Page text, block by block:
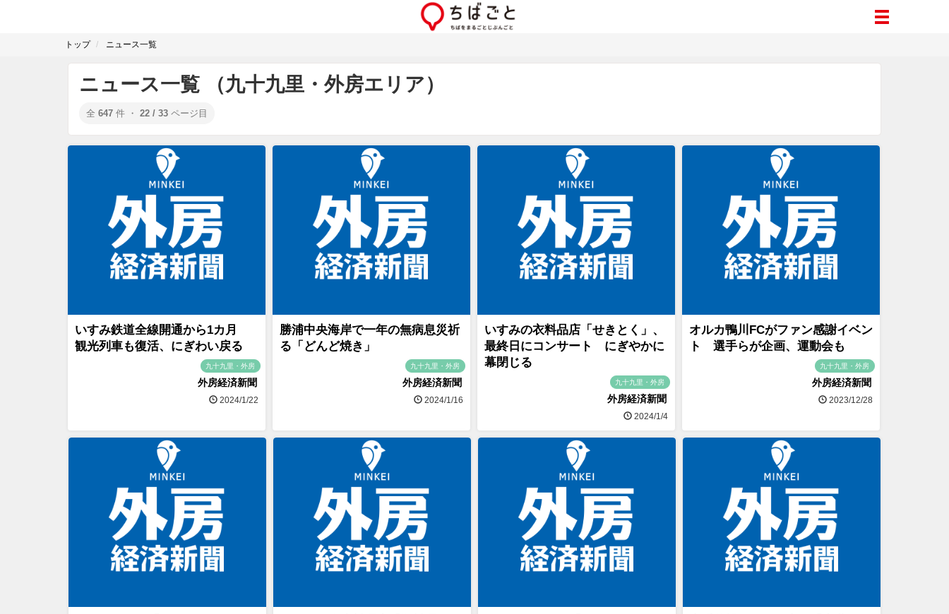
トップ ニュース一覧
ニュース一覧 （九十九里・外房エリア）
全 647 件 ・ 22 / 33 ページ目
いすみ鉄道全線開通から1カ月
観光列車も復活、にぎわい戻る
九十九里・外房
外房経済新聞
2024/1/22
勝浦中央海岸で一年の無病息災祈
る「どんど焼き」
九十九里・外房
外房経済新聞
2024/1/16
いすみの衣料品店「せきとく」、
最終日にコンサート にぎやかに
幕閉じる
九十九里・外房
外房経済新聞
2024/1/4
オルカ鴨川FCがファン感謝イベン
ト 選手らが企画、運動会も
九十九里・外房
外房経済新聞
2023/12/28